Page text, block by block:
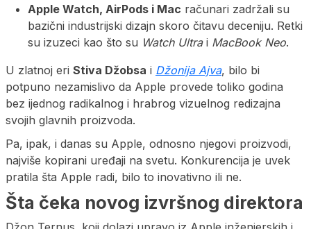
Apple Watch, AirPods i Mac računari zadržali su
bazični industrijski dizajn skoro čitavu deceniju. Retki
su izuzeci kao što su Watch Ultrai MacBook Neo.
U zlatnoj eri Stiva Džobsa i Džonija Ajva, bilo bi
potpuno nezamislivo da Apple provede toliko godina
bez ijednog radikalnog i hrabrog vizuelnog redizajna
svojih glavnih proizvoda.
Pa, ipak, i danas su Apple, odnosno njegovi proizvodi,
najviše kopirani uređaji na svetu. Konkurencija je uvek
pratila šta Apple radi, bilo to inovativno ili ne.
Šta čeka novog izvršnog direktora